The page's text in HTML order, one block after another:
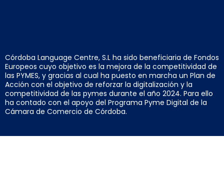
Córdoba Language Centre, S.L ha sido beneficiaria de Fondos
Europeos cuyo objetivo es la mejora de la competitividad de
las PYMES, y gracias al cual ha puesto en marcha un Plan de
Acción con el objetivo de reforzar la digitalización y la
competitividad de las pymes durante el año 2024. Para ello
ha contado con el apoyo del Programa Pyme Digital de la
Cámara de Comercio de Córdoba.